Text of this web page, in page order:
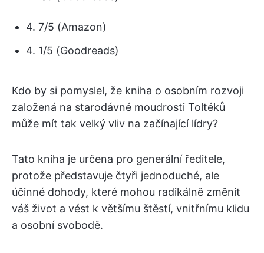
4. 7/5 (Amazon)
4. 1/5 (Goodreads)
Kdo by si pomyslel, že kniha o osobním rozvoji
založená na starodávné moudrosti Toltéků
může mít tak velký vliv na začínající lídry?
Tato kniha je určena pro generální ředitele,
protože představuje čtyři jednoduché, ale
účinné dohody, které mohou radikálně změnit
váš život a vést k většímu štěstí, vnitřnímu klidu
a osobní svobodě.